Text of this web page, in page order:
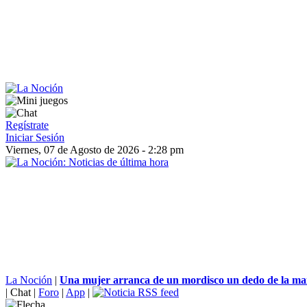
Regístrate
Iniciar Sesión
Viernes, 07 de Agosto de 2026 - 2:28 pm
La Noción | Una mujer arranca de un mordisco un dedo de la
| Chat | Foro | App |